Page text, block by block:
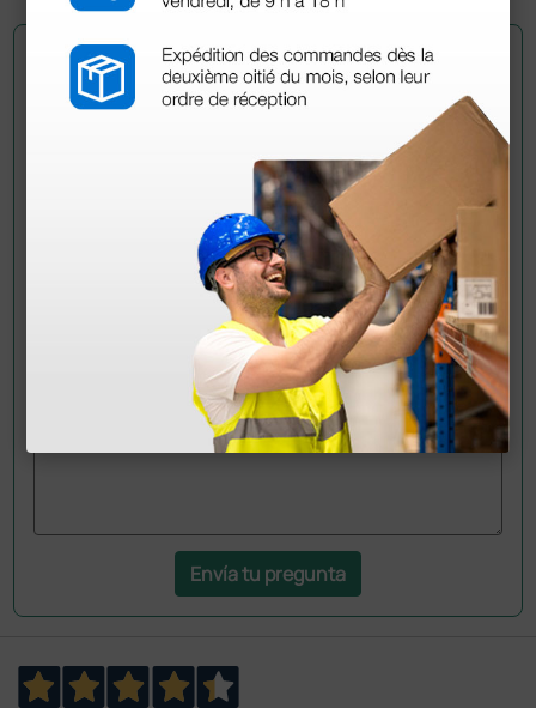
Pregúntale a un colega
¿Todavía tienes alguna duda? ¿Necesitas más
Envía ahora mismo tu pregunta a los colegas que ya
han adquirido este producto.
Envía tu pregunta